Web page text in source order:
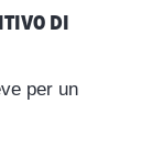
di
per un